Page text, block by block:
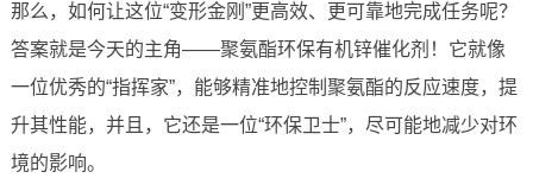
那么，如何让这位“变形金刚”更高效、更可靠地完成任务呢？
答案就是今天的主角——聚氨酯环保有机锌催化剂！它就像
一位优秀的“指挥家”，能够精准地控制聚氨酯的反应速度，提
升其性能，并且，它还是一位“环保卫士”，尽可能地减少对环
境的影响。